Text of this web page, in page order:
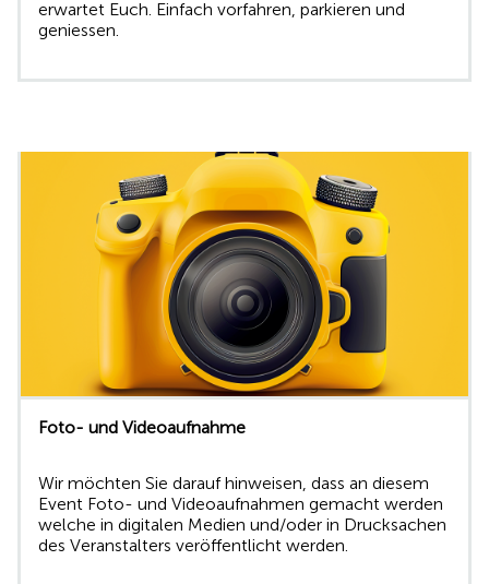
erwartet Euch. Einfach vorfahren, parkieren und
geniessen.
Foto- und Videoaufnahme
Wir möchten Sie darauf hinweisen, dass an diesem
Event Foto- und Videoaufnahmen gemacht werden
welche in digitalen Medien und/oder in Drucksachen
des Veranstalters veröffentlicht werden.